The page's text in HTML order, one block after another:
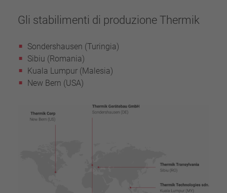
Gli stabilimenti di produzione Thermik
Sondershausen (Turingia)
Sibiu (Romania)
Kuala Lumpur (Malesia)
New Bern (USA)